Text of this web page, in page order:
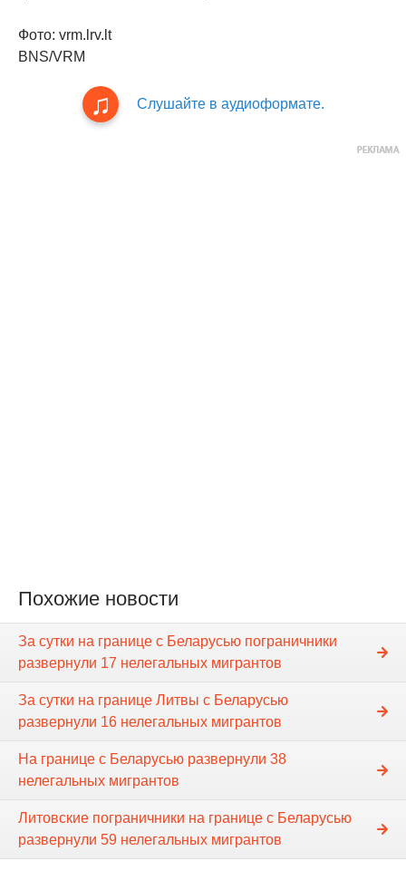
Фото: vrm.lrv.lt
BNS/VRM
Слушайте в аудиоформате.
Похожие новости
За сутки на границе с Беларусью пограничники
развернули 17 нелегальных мигрантов
За сутки на границе Литвы с Беларусью
развернули 16 нелегальных мигрантов
На границе с Беларусью развернули 38
нелегальных мигрантов
Литовские пограничники на границе с Беларусью
развернули 59 нелегальных мигрантов